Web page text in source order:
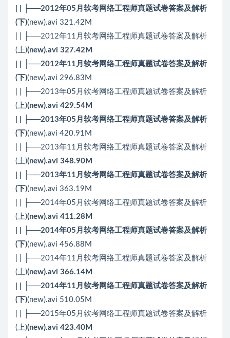
| | ├──2012年05月软考网络工程师真题试卷答案及解析
(下)(new).avi 321.42M
| | ├──2012年11月软考网络工程师真题试卷答案及解析
(上)(new).avi 327.42M
| | ├──2012年11月软考网络工程师真题试卷答案及解析
(下)(new).avi 296.83M
| | ├──2013年05月软考网络工程师真题试卷答案及解析
(上)(new).avi 429.54M
| | ├──2013年05月软考网络工程师真题试卷答案及解析
(下)(new).avi 420.91M
| | ├──2013年11月软考网络工程师真题试卷答案及解析
(上)(new).avi 348.90M
| | ├──2013年11月软考网络工程师真题试卷答案及解析
(下)(new).avi 363.19M
| | ├──2014年05月软考网络工程师真题试卷答案及解析
(上)(new).avi 411.28M
| | ├──2014年05月软考网络工程师真题试卷答案及解析
(下)(new).avi 456.88M
| | ├──2014年11月软考网络工程师真题试卷答案及解析
(上)(new).avi 366.14M
| | ├──2014年11月软考网络工程师真题试卷答案及解析
(下)(new).avi 510.05M
| | ├──2015年05月软考网络工程师真题试卷答案及解析
(上)(new).avi 423.40M